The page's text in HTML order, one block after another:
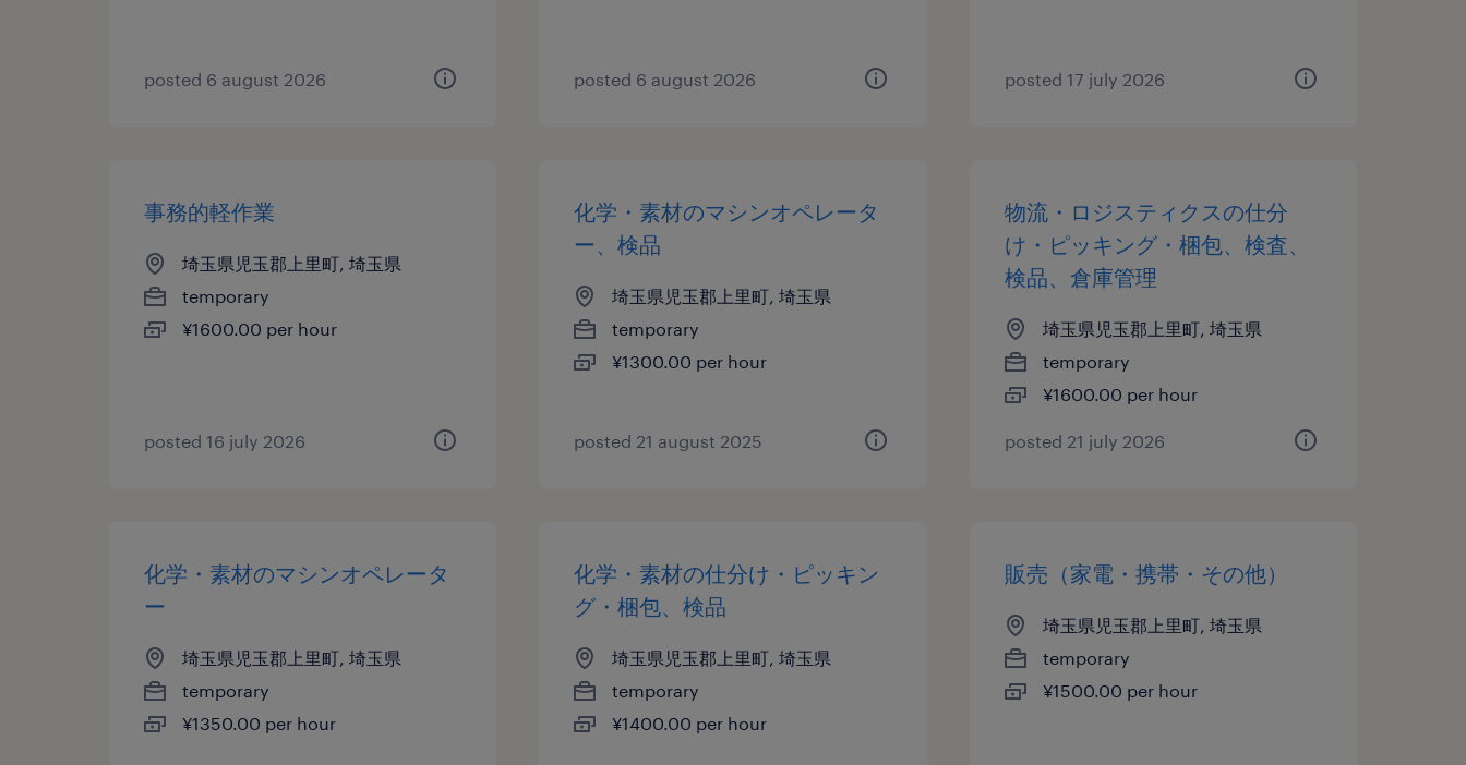
posted 6 august 2026 posted 6 august 2026 posted 17 july 2026
事務的軽作業
埼玉県児玉郡上里町, 埼玉県
temporary
¥1600.00 per hour
posted 16 july 2026
化学・素材のマシンオペレータ
ー、検品
埼玉県児玉郡上里町, 埼玉県
temporary
¥1300.00 per hour
posted 21 august 2025
物流・ロジスティクスの仕分
け・ピッキング・梱包、検査、
検品、倉庫管理
埼玉県児玉郡上里町, 埼玉県
temporary
¥1600.00 per hour
posted 21 july 2026
化学・素材のマシンオペレータ
ー
埼玉県児玉郡上里町, 埼玉県
temporary
¥1350.00 per hour
化学・素材の仕分け・ピッキン
グ・梱包、検品
埼玉県児玉郡上里町, 埼玉県
temporary
¥1400.00 per hour
販売（家電・携帯・その他）
埼玉県児玉郡上里町, 埼玉県
temporary
¥1500.00 per hour